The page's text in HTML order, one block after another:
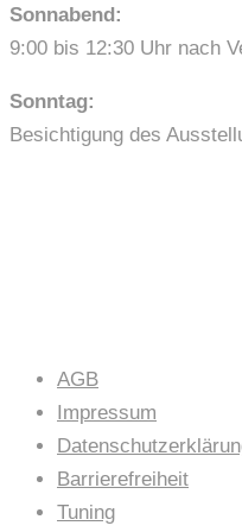
Sonnabend:
9:00 bis 12:30 Uhr nach
Sonntag:
Besichtigung des
AGB
Impressum
Barrierefreiheit
Tuning